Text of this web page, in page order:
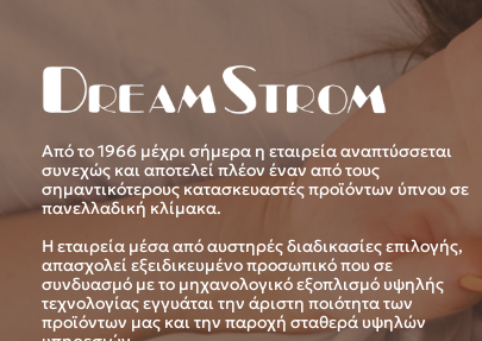
Από το 1966 μέχρι σήμερα η εταιρεία αναπτύσσεται
συνεχώς και αποτελεί πλέον έναν από τους
σημαντικότερους κατασκευαστές προϊόντων ύπνου σε
πανελλαδική κλίμακα.
Η εταιρεία μέσα από αυστηρές διαδικασίες επιλογής,
απασχολεί εξειδικευμένο προσωπικό που σε
συνδυασμό με το μηχανολογικό εξοπλισμό υψηλής
τεχνολογίας εγγυάται την άριστη ποιότητα των
προϊόντων μας και την παροχή σταθερά υψηλών